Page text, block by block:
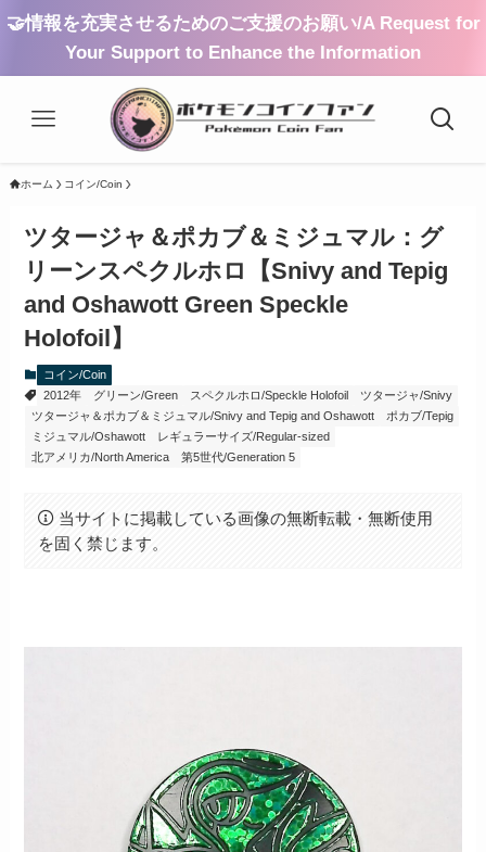
🤝情報を充実させるためのご支援のお願い/A Request for
Your Support to Enhance the Information
ホーム コイン/Coin
ツタージャ＆ポカブ＆ミジュマル：グ
リーンスペクルホロ【Snivy and Tepig
and Oshawott Green Speckle
Holofoil】
コイン/Coin
2012年
グリーン/Green スペクルホロ/Speckle Holofoil
ツタージャ/Snivy
ツタージャ＆ポカブ＆ミジュマル/Snivy and Tepig and Oshawott
ポカブ/Tepig
ミジュマル/Oshawott
レギュラーサイズ/Regular-sized
北アメリカ/North America
第5世代/Generation 5
当サイトに掲載している画像の無断転載・無断使用
を固く禁じます。